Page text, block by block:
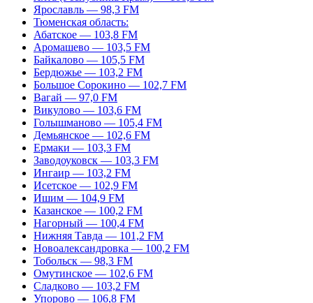
Ярославль — 98,3 FM
Тюменская область:
Абатское — 103,8 FM
Аромашево — 103,5 FM
Байкалово — 105,5 FM
Бердюжье — 103,2 FM
Большое Сорокино — 102,7 FM
Вагай — 97,0 FM
Викулово — 103,6 FM
Голышманово — 105,4 FM
Демьянское — 102,6 FM
Ермаки — 103,3 FM
Заводоуковск — 103,3 FM
Ингаир — 103,2 FM
Исетское — 102,9 FM
Ишим — 104,9 FM
Казанское — 100,2 FM
Нагорный — 100,4 FM
Нижняя Тавда — 101,2 FM
Новоалександровка — 100,2 FM
Тобольск — 98,3 FM
Омутинское — 102,6 FM
Сладково — 103,2 FM
Упорово — 106,8 FM